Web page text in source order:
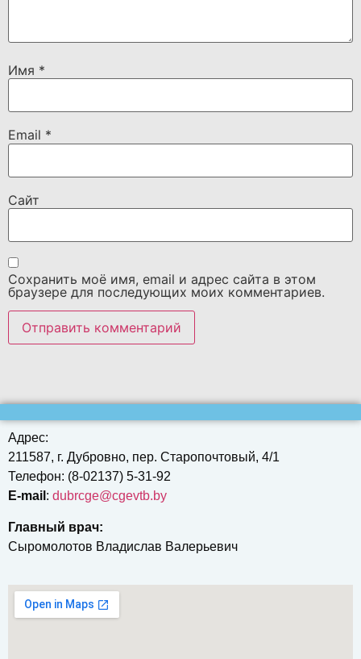
Имя *
Email *
Сайт
Сохранить моё имя, email и адрес сайта в этом
браузере для последующих моих комментариев.
Адрес:
211587, г. Дубровно, пер. Старопочтовый, 4/1
Телефон: (8-02137) 5-31-92
E-mail : dubrcgе@cgevtb.by
Главный врач:
Сыромолотов Владислав Валерьевич